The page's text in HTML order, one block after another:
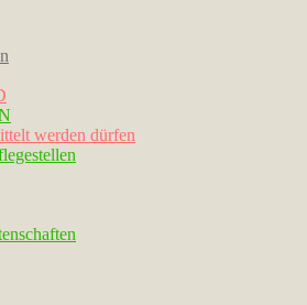
werden dürfen